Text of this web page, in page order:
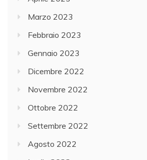
Marzo 2023
Febbraio 2023
Gennaio 2023
Dicembre 2022
Novembre 2022
Ottobre 2022
Settembre 2022
Agosto 2022